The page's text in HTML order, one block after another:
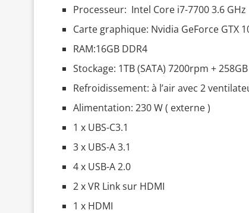
Processeur: Intel Core i7-77003.6 GHz
Carte graphique: Nvidia GeForce GTX
RAM:16GB DDR4
Stockage: 1TB (SATA) 7200rpm +
Refroidissement: à l’air avec 2
Alimentation: 230 W ( externe )
1 x UBS-C3.1
3 x UBS-A 3.1
4 x USB-A 2.0
2 x VR Link sur HDMI
1 x HDMI